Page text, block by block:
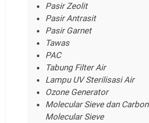
Pasir Zeolit
Pasir Antrasit
Pasir Garnet
Tawas
PAC
Tabung Filter Air
Lampu UV Sterilisasi Air
Ozone Generator
Molecular Sieve dan Carbon
Molecular Sieve